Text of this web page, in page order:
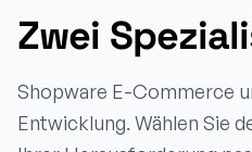
Zwei
Shopware E-Commerce
Entwicklung. Wählen Sie